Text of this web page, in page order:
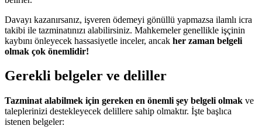
Davayı kazanırsanız, işveren ödemeyi gönüllü yapmazsa ilamlı icra
takibi ile tazminatınızı alabilirsiniz. Mahkemeler genellikle işçinin
kaybını önleyecek hassasiyetle inceler, ancak her zaman belgeli
olmak çok önemlidir!
Gerekli belgeler ve deliller
Tazminat alabilmek için gereken en önemli şey belgeli olmak ve
taleplerinizi destekleyecek delillere sahip olmaktır. İşte başlıca
istenen belgeler: